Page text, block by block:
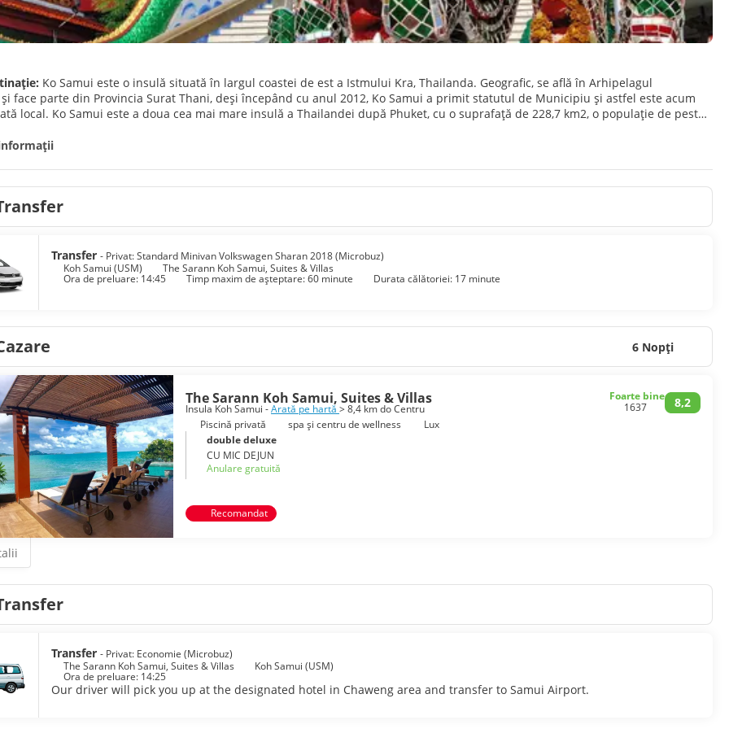
Ko Samui este o insulă situată în largul coastei de est a Istmului Kra, Thailanda. Geografic, se află în Arhipelagul
face parte din Provincia Surat Thani, deși începând cu anul 2012, Ko Samui a primit statutul de Municipiu și astfel este acum
local. Ko Samui este a doua cea mai mare insulă a Thailandei după Phuket, cu o suprafață de 228,7 km2, o populație de peste
turistice, plaje cu nisip, recifuri de corali și cocotieri.
Transfer - Privat: Standard Minivan Volkswagen Sharan 2018 (Microbuz)
Koh Samui (USM)
The Sarann Koh Samui, Suites & Villas
Ora de preluare: 14:45 Timp maxim de așteptare: 60 minute Durata călătoriei: 17 minute
6 Nopţi
The Sarann Koh Samui, Suites & Villas
Insula Koh Samui -Arată pe hartă > 8,4 km do Centru 8,2
Foarte bine
1637
Piscină privată
spa și centru de wellness
Lux
double deluxe
CU MIC DEJUN
Anulare gratuită
Recomandat
Transfer - Privat: Economie (Microbuz)
The Sarann Koh Samui, Suites & Villas
Koh Samui (USM)
Ora de preluare: 14:25
Our driver will pick you up at the designated hotel in Chaweng area and transfer to Samui Airport.